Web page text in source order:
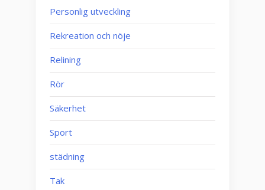
Personlig utveckling
Rekreation och nöje
Relining
Rör
Säkerhet
Sport
städning
Tak